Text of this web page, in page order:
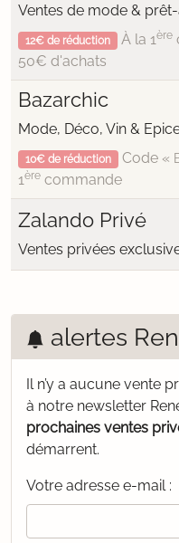
Ventes de mode &
12€ de réduction À la 1ère
50€ d'achats
Bazarchic
Mode, Déco, Vin &
10€ de réduction Code «
1ère commande
Zalando Privé
Ventes privées
alertes
Il n’y a aucune vente
à notre newsletter
prochaines ventes
démarrent.
Votre adresse e-mail :